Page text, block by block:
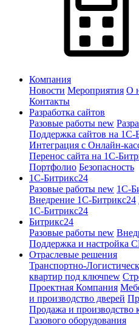
Компания
Новости Мероприятия О
Контакты
Разработка сайтов
Разовые работы new
Поддержка сайтов на 1С-
Интеграция с Онлайн-
Перенос сайта на 1С-
Портфолио Безопасность
1C-Битрикс24
Разовые работы new 1С-
Внедрение 1C-Битрикс24
1С-Битрикс24
Битрикс24
Разовые работы new
Поддержка и настройка
Отраслевые решения
Транспортно-
квартир под ключnew
Проектная Компания
и производство дверей
Продажа и производство
Газового оборудования